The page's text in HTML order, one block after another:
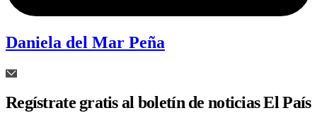
Daniela del Mar Peña
Regístrate gratis al boletín de noticias El País